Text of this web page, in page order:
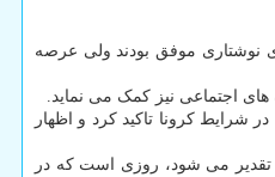
نوشتاری موفق بودند ولی عرصه
اجتماعی نیز کمک می نماید.
کرونا تاکید کرد و اظهار
شده است؛ ۱۷ مردادماه که بعنوان روز خبرنگار شناخته و تقدیر می شود، روزی است که در